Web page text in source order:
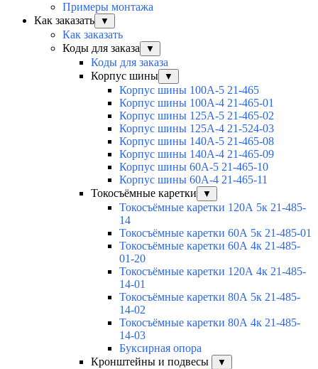
Примеры монтажа
Как заказать
▼
Как заказать
Коды для заказа
▼
Коды для заказа
Корпус шины
▼
Корпус шины 100А-5 21-465
Корпус шины 100А-4 21-465-01
Корпус шины 125А-5 21-465-02
Корпус шины 125А-4 21-524-03
Корпус шины 140А-5 21-465-08
Корпус шины 140А-4 21-465-09
Корпус шины 60А-5 21-465-10
Корпус шины 60А-4 21-465-11
Токосъёмные каретки
▼
Токосъёмные каретки 120А 5к 21-485-
14
Токосъёмные каретки 60А 5к 21-485-01
Токосъёмные каретки 60А 4к 21-485-
01-20
Токосъёмные каретки 120А 4к 21-485-
14-01
Токосъёмные каретки 80А 5к 21-485-
14-02
Токосъёмные каретки 80А 4к 21-485-
14-03
Буксирная опора
Кронштейны и подвесы
▼